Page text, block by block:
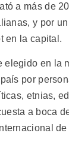
a más de
y por
en la capital.
elegido en la
por
etnias,
a boca